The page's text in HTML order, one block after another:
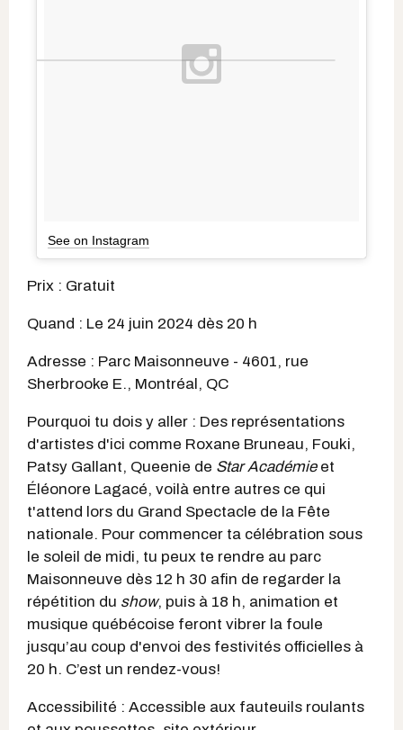
See on Instagram
Prix : Gratuit
Quand : Le 24 juin 2024 dès 20 h
Adresse : Parc Maisonneuve - 4601, rue
Sherbrooke E., Montréal, QC
Pourquoi tu dois y aller : Des représentations
d'artistes d'ici comme Roxane Bruneau, Fouki,
Patsy Gallant, Queenie de Star Académieet
Éléonore Lagacé, voilà entre autres ce qui
t'attend lors du Grand Spectacle de la Fête
nationale. Pour commencer ta célébration sous
le soleil de midi, tu peux te rendre au parc
Maisonneuve dès 12 h 30 afin de regarder la
répétition du show, puis à 18 h, animation et
musique québécoise feront vibrer la foule
jusqu’au coup d'envoi des festivités officielles à
20 h. C’est un rendez-vous!
Accessibilité : Accessible aux fauteuils roulants